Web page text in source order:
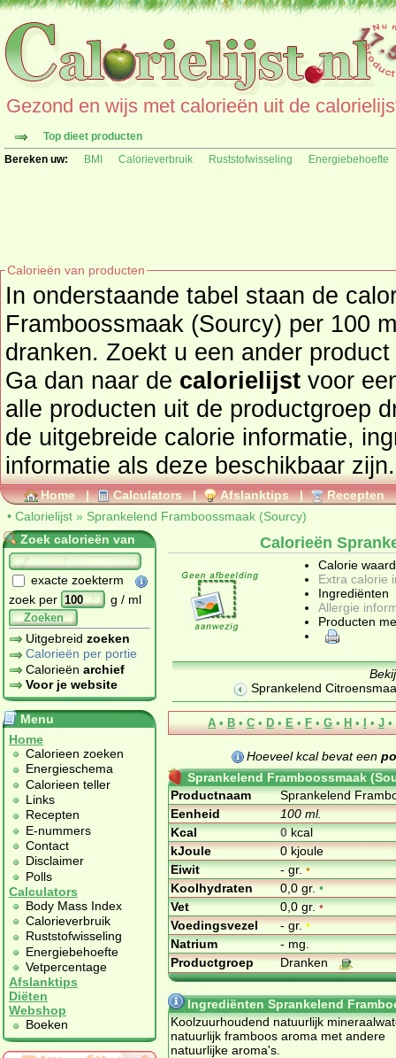
Gezond en wijs met calorieën uit de
Top dieet producten
Bereken uw:
BMI Calorieverbruik Ruststofwisseling Energiebehoefte
Calorieën van producten
In onderstaande tabel staan de
Framboossmaak (Sourcy) per 100
dranken. Zoekt u een ander product en de calorieën daarvan?
Ga dan naar de calorielijst voor een
alle producten uit de productgroep
de uitgebreide calorie informatie,
informatie als deze beschikbaar zijn.
Home | Calculators | Afslanktips | Recepten
• Calorielijst » Sprankelend Framboossmaak (Sourcy)
Zoek calorieën van
exacte zoekterm
zoek per
g / ml
Zoeken
Uitgebreid zoeken
Calorieën per portie
Calorieën archief
Voor je website
Menu
Home
Calorieen zoeken
Energieschema
Calorieen teller
Links
Recepten
E-nummers
Contact
Disclaimer
Polls
Calculators
Body Mass Index
Calorieverbruik
Ruststofwisseling
Energiebehoefte
Vetpercentage
Afslanktips
Diëten
Webshop
Boeken
Calorieën
Calorie
Extra calorie
Ingrediënten
Allergie
Producten
Sprankelend
A • B • C • D • E • F • G • H • I • J •
Hoeveel kcal bevat een
Sprankelend Framboossmaak
Productnaam
Sprankelend
Eenheid
100 ml.
Kcal
0kcal
kJoule
0 kjoule
Eiwit
- gr.•
Koolhydraten
0,0 gr.•
Vet
0,0 gr.•
Voedingsvezel
- gr.•
Natrium
- mg.
Productgroep
Dranken
Ingrediënten Sprankelend
Koolzuurhoudend natuurlijk
natuurlijk framboos aroma met andere
natuurlijke aroma's.